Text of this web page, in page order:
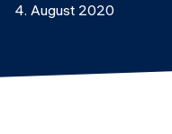
DevOps zu
Prototyping
4. August 2020